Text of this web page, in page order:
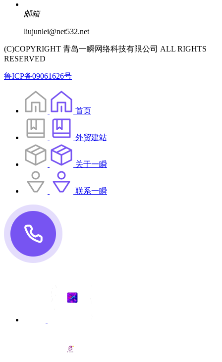
邮箱
liujunlei@net532.net
(C)COPYRIGHT 青岛一瞬网络科技有限公司 ALL RIGHTS
RESERVED
鲁ICP备09061626号
首页
外贸建站
关于一瞬
联系一瞬